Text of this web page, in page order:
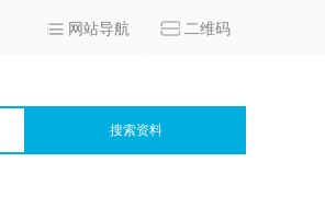
网站导航 二维码
搜索资料